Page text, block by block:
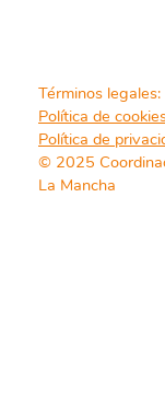
Términos legales:
Política de
Política de
© 2025
La Mancha